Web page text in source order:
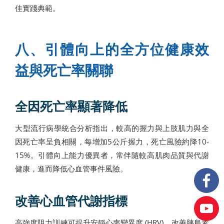
佳實踐典範。
八、引體向上的全方位健康效
益與死亡率關聯
全因死亡率顯著降低
大型流行病學統合分析指出，較高的握力與上肢肌力與全
因死亡率呈負相關，每增加5公斤握力，死亡風險約降10-
15%。引體向上能力優異者，常伴隨較高肌肉品質與代謝
健康，進而降低心血管事件風險。
改善心血管代謝指標